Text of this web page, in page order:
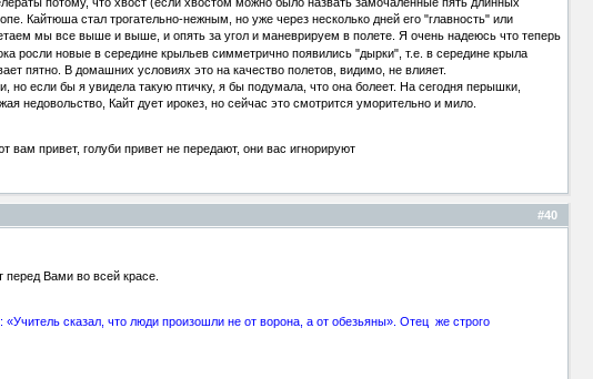
Кайтюша стал трогательно-нежным, но уже через несколько дней его "главность" или
мы все выше и выше, и опять за угол и маневрируем в полете. Я очень надеюсь что теперь
росли новые в середине крыльев симметрично появились "дырки", т.е. в середине крыла
пятно. В домашних условиях это на качество полетов, видимо, не влияет.
если бы я увидела такую птичку, я бы подумала, что она болеет. На сегодня перышки,
недовольство, Кайт дует ирокез, но сейчас это смотрится уморительно и мило.
привет, голуби привет не передают, они вас игнорируют
#40
перед Вами во всей красе.
сказал, что люди произошли не от ворона, а от обезьяны». Отец же строго